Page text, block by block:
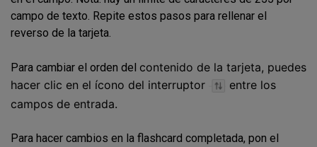
campo de texto. Repite estos pasos para rellenar el
reverso de la tarjeta.
Para cambiar el orden del contenido de la tarjeta, puedes
hacer clic en el ícono del interruptor
entre los
campos de entrada.
Para hacer cambios en la flashcard completada, pon el